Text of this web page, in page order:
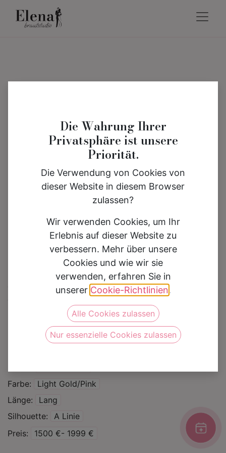
Brautkleid 20661
Auf die Wunschliste
Farbe
Light Gold/Pink
Länge
Lang
Silhouette
A Linie
Preis
1500 €- 1999 €
Die Wahrung Ihrer
Privatsphäre ist unsere
Priorität.
Die Verwendung von Cookies von
dieser Website in diesem Browser
zulassen?
Wir verwenden Cookies, um Ihr
Erlebnis auf dieser Website zu
verbessern. Mehr über unsere
Cookies und wie wir sie
verwenden, erfahren Sie in
unserer Cookie-Richtlinien.
Alle Cookies zulassen
Nur essenzielle Cookies zulassen